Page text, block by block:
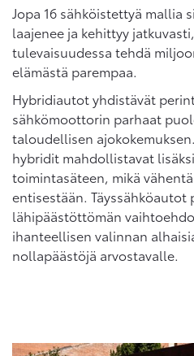
Jopa 16 sähköistettyä mallia
laajenee ja kehittyy
tulevaisuudessa tehdä
elämästä parempaa.
Hybridiautot yhdistävät
sähkömoottorin parhaat
taloudellisen
hybridit mahdollistavat
toimintasäteen, mikä
entisestään.
lähipäästöttömän
ihanteellisen valinnan
nollapäästöjä arvostavalle.